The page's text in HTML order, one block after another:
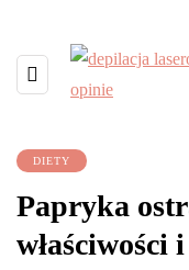
DIETY
Papryka
właściwości